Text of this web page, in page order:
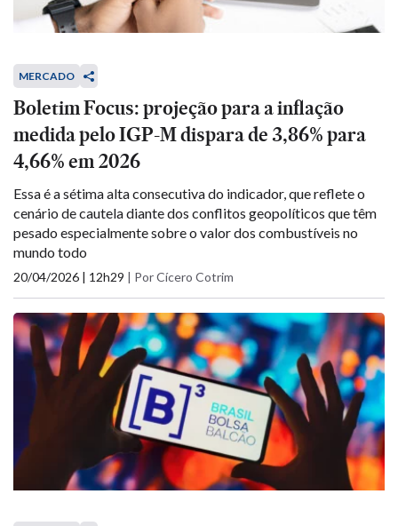
MERCADO
Boletim Focus: projeção para a inflação
medida pelo IGP-M dispara de 3,86% para
4,66% em 2026
Essa é a sétima alta consecutiva do indicador, que reflete o
cenário de cautela diante dos conflitos geopolíticos que têm
pesado especialmente sobre o valor dos combustíveis no
mundo todo
20/04/2026 | 12h29 | Por Cícero Cotrim